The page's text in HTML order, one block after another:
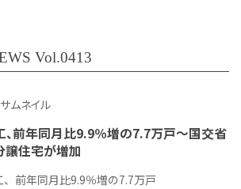
Vol.0413
前年同月比9.9％増の7.7万戸～国交省
譲住宅が増加
前年同月比9.9％増の7.7万戸